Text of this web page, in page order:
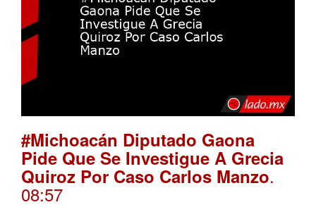
#Michoacán Diputado Gaona
Pide Que Se Investigue A Grecia
Quiroz Por Caso Carlos Manzo.
08:57